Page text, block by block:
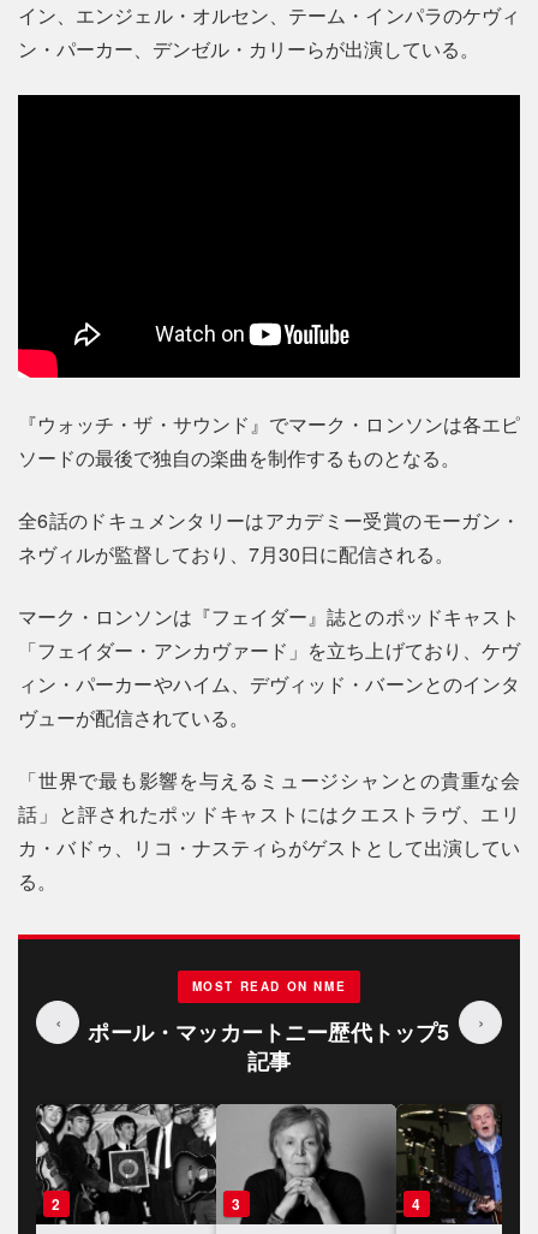
イン、エンジェル・オルセン、テーム・インパラのケヴィ
ン・パーカー、デンゼル・カリーらが出演している。
『ウォッチ・ザ・サウンド』でマーク・ロンソンは各エピ
ソードの最後で独自の楽曲を制作するものとなる。
全6話のドキュメンタリーはアカデミー受賞のモーガン・
ネヴィルが監督しており、7月30日に配信される。
マーク・ロンソンは『フェイダー』誌とのポッドキャスト
「フェイダー・アンカヴァード」を立ち上げており、ケヴ
ィン・パーカーやハイム、デヴィッド・バーンとのインタ
ヴューが配信されている。
「世界で最も影響を与えるミュージシャンとの貴重な会
話」と評されたポッドキャストにはクエストラヴ、エリ
カ・バドゥ、リコ・ナスティらがゲストとして出演してい
る。
‹
MOST READ ON NME
ポール・マッカートニー歴代トップ5
記事
›
3 4 5